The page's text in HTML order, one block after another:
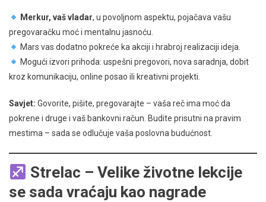
Merkur, vaš vladar, u povoljnom aspektu, pojačava vašu
pregovaračku moć i mentalnu jasnoću.
Mars vas dodatno pokreće ka akciji i hrabroj realizaciji ideja.
Mogući izvori prihoda: uspešni pregovori, nova saradnja, dobit
kroz komunikaciju, online posao ili kreativni projekti.
Savjet: Govorite, pišite, pregovarajte – vaša reč ima moć da
pokrene i druge i vaš bankovni račun. Budite prisutni na pravim
mestima – sada se odlučuje vaša poslovna budućnost.
Strelac – Velike životne lekcije
se sada vraćaju kao nagrade